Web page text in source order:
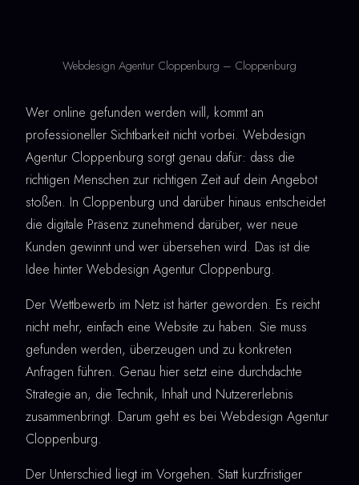
Webdesign Agentur Cloppenburg – Cloppenburg
Wer online gefunden werden will, kommt an
professioneller Sichtbarkeit nicht vorbei. Webdesign
Agentur Cloppenburg sorgt genau dafür: dass die
richtigen Menschen zur richtigen Zeit auf dein Angebot
stoßen. In Cloppenburg und darüber hinaus entscheidet
die digitale Präsenz zunehmend darüber, wer neue
Kunden gewinnt und wer übersehen wird. Das ist die
Idee hinter Webdesign Agentur Cloppenburg.
Der Wettbewerb im Netz ist härter geworden. Es reicht
nicht mehr, einfach eine Website zu haben. Sie muss
gefunden werden, überzeugen und zu konkreten
Anfragen führen. Genau hier setzt eine durchdachte
Strategie an, die Technik, Inhalt und Nutzererlebnis
zusammenbringt. Darum geht es bei Webdesign Agentur
Cloppenburg.
Der Unterschied liegt im Vorgehen. Statt kurzfristiger